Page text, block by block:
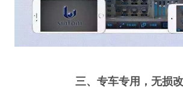
三、专车专用，无损